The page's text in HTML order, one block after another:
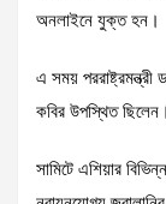
অনলাইনে যুক্ত হন।
এ সময় পররাষ্ট্রমন্ত্রী
কবির উপস্থিত ছিলেন।
সামিটে এশিয়ার